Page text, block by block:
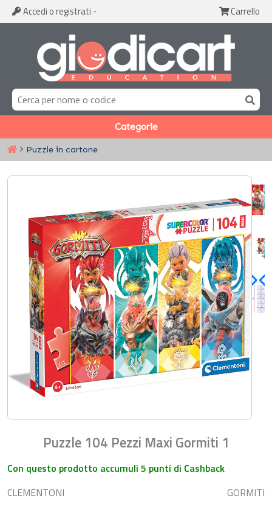
Accedi o registrati - Carrello
Categorie
Puzzle in cartone
Puzzle 104 Pezzi Maxi Gormiti 1
Con questo prodotto accumuli 5 punti di Cashback
CLEMENTONI
GORMITI